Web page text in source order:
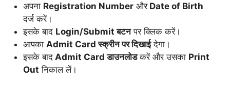
अपना Registration Number औरDate of Birth
दर्ज करें।
इसके बाद Login/Submit बटनपर क्लिक करें।
आपका Admit Card स्क्रीन पर दिखाईदेगा।
इसके बाद Admit Card डाउनलोडकरें और उसका Print
Out निकाल लें।